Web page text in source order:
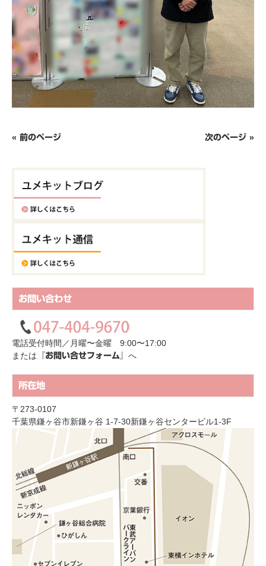
« 前のページ 次のページ »
お問い合わせ
電話受付時間／月曜〜金曜 9:00〜17:00
または 『お問い合せフォーム』 へ
所在地
〒273-0107
千葉県鎌ヶ谷市新鎌ヶ谷 1-7-30新鎌ヶ谷センタービル1-3F